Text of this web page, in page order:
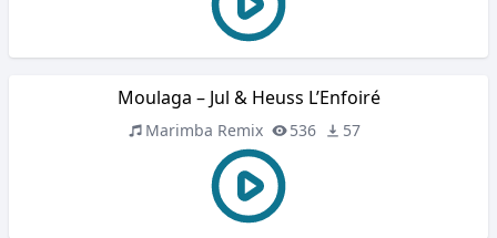
Moulaga – Jul & Heuss L’Enfoiré
Marimba Remix 536 57